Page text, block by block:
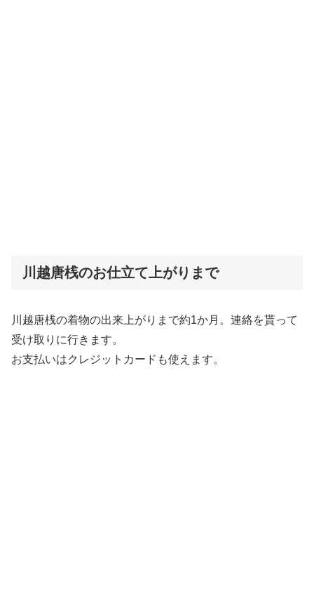
川越唐桟のお仕立て上がりまで
川越唐桟の着物の出来上がりまで約1か月。連絡を貰って
受け取りに行きます。
お支払いはクレジットカードも使えます。